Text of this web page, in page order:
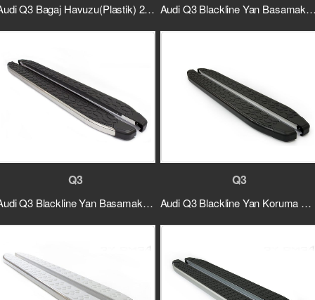
Audi Q3 Bagaj Havuzu(Plastik) 2011 ve Sonrası Audi Q3 Blackline Yan Basamak
Q3
Audi Q3 Blackline Yan Basamak Krom 2013 ve Sonrası
Q3
Audi Q3 Blackline Yan Koruma Siyah 2013 ve Sonrası